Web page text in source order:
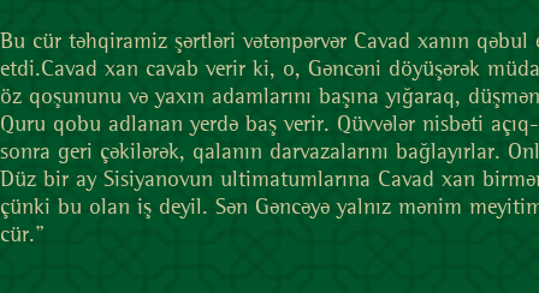
Bu cür təhqiramiz şərtləri vətənpərvər Cavad xanın
etdi.Cavad xan cavab verir ki, o, Gəncəni döyüşərək
öz qoşununu və yaxın adamlarını başına yığaraq,
Quru qobu adlanan yerdə baş verir. Qüvvələr nisbəti
sonra geri çəkilərək, qalanın darvazalarını bağlayırlar.
Düz bir ay Sisiyanovun ultimatumlarına Cavad xan
çünki bu olan iş deyil. Sən Gəncəyə yalnız mənim
cür."